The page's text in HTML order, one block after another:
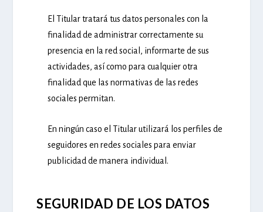
El Titular tratará tus datos personales con la
finalidad de administrar correctamente su
presencia en la red social, informarte de sus
actividades, así como para cualquier otra
finalidad que las normativas de las redes
sociales permitan.
En ningún caso el Titular utilizará los perfiles de
seguidores en redes sociales para enviar
publicidad de manera individual.
SEGURIDAD DE LOS DATOS